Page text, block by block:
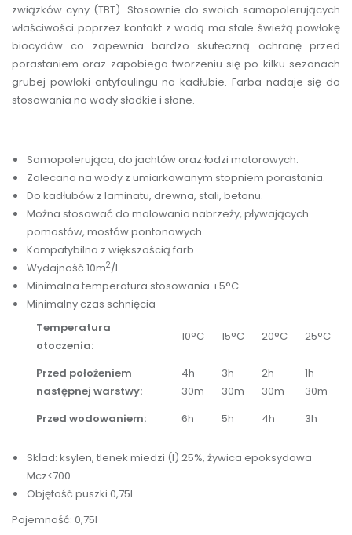
związków cyny (TBT). Stosownie do swoich samopolerujących
właściwości poprzez kontakt z wodą ma stale świeżą powłokę
biocydów co zapewnia bardzo skuteczną ochronę przed
porastaniem oraz zapobiega tworzeniu się po kilku sezonach
grubej powłoki antyfoulingu na kadłubie. Farba nadaje się do
stosowania na wody słodkie i słone.
Samopolerująca, do jachtów oraz łodzi motorowych.
Zalecana na wody z umiarkowanym stopniem porastania.
Do kadłubów z laminatu, drewna, stali, betonu.
Można stosować do malowania nabrzeży, pływających
pomostów, mostów pontonowych...
Kompatybilna z większością farb.
Wydajność 10m2/l.
Minimalna temperatura stosowania +5°C.
Minimalny czas schnięcia
Temperatura
otoczenia:
10°C 15°C 20°C 25°C
Przed położeniem
następnej warstwy:
4h
30m
3h
30m
2h
30m
1h
30m
Przed wodowaniem:
6h 5h 4h 3h
Skład: ksylen, tlenek miedzi (I) 25%, żywica epoksydowa
Mcz<700.
Objętość puszki 0,75l.
Pojemność: 0,75l